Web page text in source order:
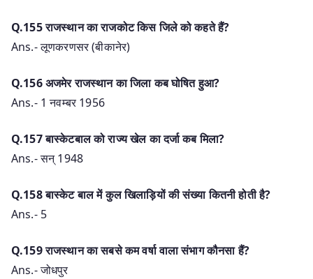
Q.155 राजस्थान का राजकोट किस जिले को कहते हैं?
Ans.- लूणकरणसर (बीकानेर)
Q.156 अजमेर राजस्थान का जिला कब घोषित हुआ?
Ans.- 1 नवम्बर 1956
Q.157 बास्केटबाल को राज्य खेल का दर्जा कब मिला?
Ans.- सन् 1948
Q.158 बास्केट बाल में कुल खिलाड़ियों की संख्या कितनी होती है?
Ans.- 5
Q.159 राजस्थान का सबसे कम वर्षा वाला संभाग कौनसा हैं?
Ans.- जोधपुर